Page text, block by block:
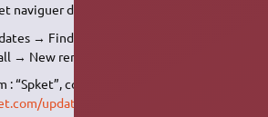
naviguer dans le menu de l'application :
→ Find and Install… → Search for
→ New remote site…
“Spket”, comme url :
update/